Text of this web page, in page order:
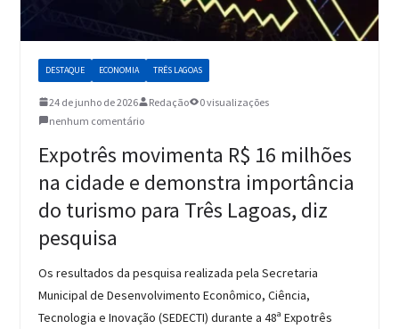
DESTAQUE ECONOMIA TRÊS LAGOAS
24 de junho de 2026 Redação
0 visualizações
nenhum comentário
Expotrês movimenta R$ 16 milhões
na cidade e demonstra importância
do turismo para Três Lagoas, diz
pesquisa
Os resultados da pesquisa realizada pela Secretaria
Municipal de Desenvolvimento Econômico, Ciência,
Tecnologia e Inovação (SEDECTI) durante a 48ª Expotrês